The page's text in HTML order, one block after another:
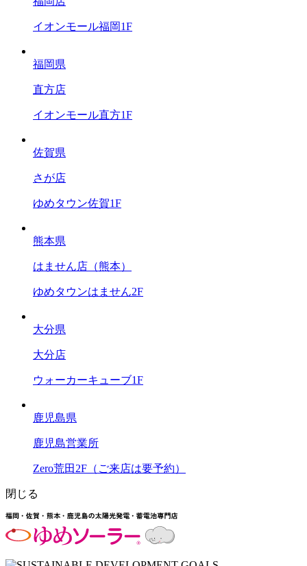
イオンモール福岡1F
福岡県
直方店
イオンモール直方1F
佐賀県
さが店
ゆめタウン佐賀1F
熊本県
はません店（熊本）
ゆめタウンはません2F
大分県
大分店
ウォーカーキューブ1F
鹿児島県
鹿児島営業所
Zero荒田2F（ご来店は要予約）
閉じる